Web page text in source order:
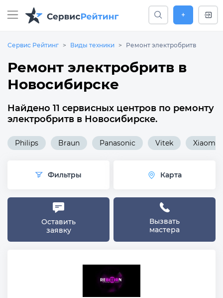
+
Сервис Рейтинг Виды техники Ремонт электробритв
Ремонт электробритв в
Новосибирске
Найдено 11 сервисных центров по ремонту
электробритв в Новосибирске.
Philips Braun Panasonic Vitek Xiaomi
Фильтры Карта
Оставить
заявку
Вызвать
мастера